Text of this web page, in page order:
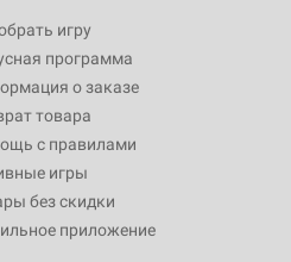
игру
программа
о заказе
товара
с правилами
игры
без скидки
приложение